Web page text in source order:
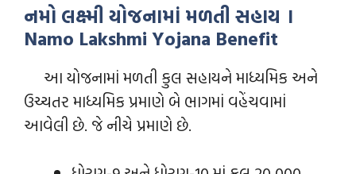
નમો લક્ષ્મી યોજનામાં મળતી સહાય ।
Namo Lakshmi Yojana Benefit
આ યોજનામાં મળતી કુલ સહાયને માધ્યમિક અને
ઉચ્ચતર માધ્યમિક પ્રમાણે બે ભાગમાં વહેંચવામાં
આવેલી છે. જે નીચે પ્રમાણે છે.